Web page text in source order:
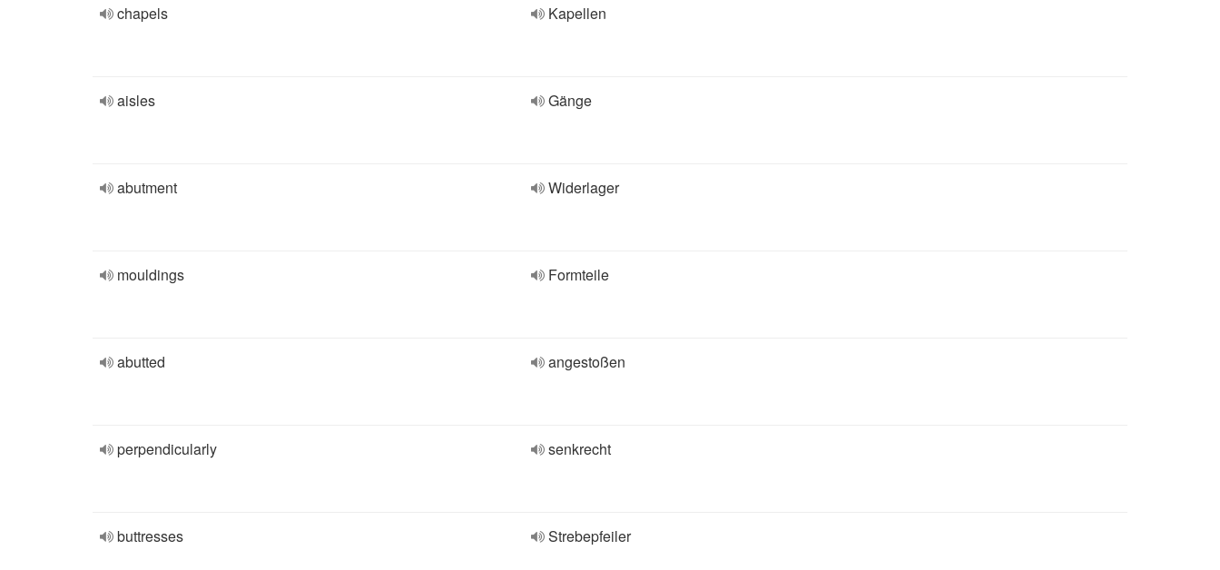
chapels Kapellen
aisles Gänge
abutment Widerlager
mouldings Formteile
abutted angestoßen
perpendicularly senkrecht
buttresses Strebepfeiler